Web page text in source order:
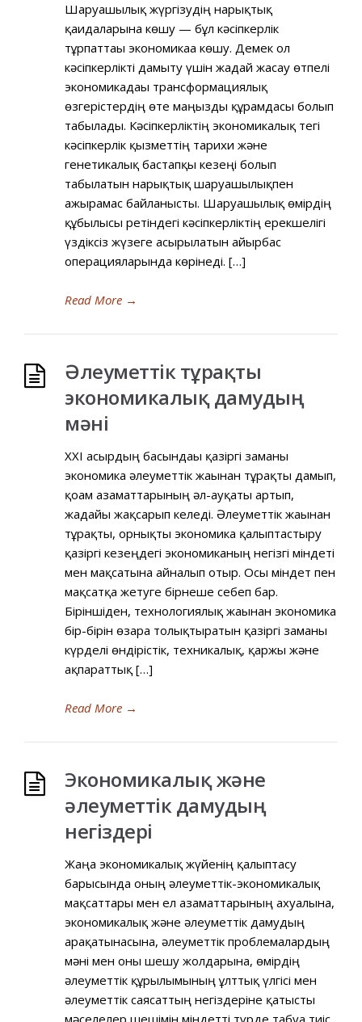
Шаруашылық жүргізудің нарықтық
қағидаларына көшу — бұл кәсіпкерлік
тұрпаттағы экономикаға көшу. Демек ол
кәсіпкерлікті дамыту үшін жағдай жасау өтпелі
экономикадағы трансформациялық
өзгерістердің өте маңызды құрамдасы болып
табылады. Кәсіпкерліктің экономикалық тегі
кәсіпкерлік қызметтің тарихи және
генетикалық бастапқы кезеңі болып
табылатын нарықтық шаруашылықпен
ажырамас байланысты. Шаруашылық өмірдің
құбылысы ретіндегі кәсіпкерліктің ерекшелігі
үздіксіз жүзеге асырылатын айырбас
операцияларында көрінеді. […]
Read More →
Әлеуметтік тұрақты
экономикалық дамудың
мәні
XXI ғасырдың басындағы қазіргі заманғы
экономика әлеуметтік жағынан тұрақты дамып,
қоғам азаматтарының әл-ауқаты артып,
жағдайы жақсарып келеді. Әлеуметтік жағынан
тұрақты, орнықты экономика қалыптастыру
қазіргі кезеңдегі экономиканың негізгі міндеті
мен мақсатына айналып отыр. Осы міндет пен
мақсатқа жетуге бірнеше себеп бар.
Біріншіден, технологиялық жағынан экономика
бір-бірін өзара толықтыратын қазіргі заманғы
күрделі өндірістік, техникалық, қаржы және
ақпараттық […]
Read More →
Экономикалық және
әлеуметтік дамудың
негіздері
Жаңа экономикалық жүйенің қалыптасу
барысында оның әлеуметтік-экономикалық
мақсаттары мен ел азаматтарының ахуалына,
экономикалық және әлеуметтік дамудың
арақатынасына, әлеуметтік проблемалардың
мәні мен оны шешу жолдарына, өмірдің
әлеуметтік құрылымының ұлттық үлгісі мен
әлеуметтік саясаттың негіздеріне қатысты
мәселелер шешімін міндетті түрде табуға тиіс.